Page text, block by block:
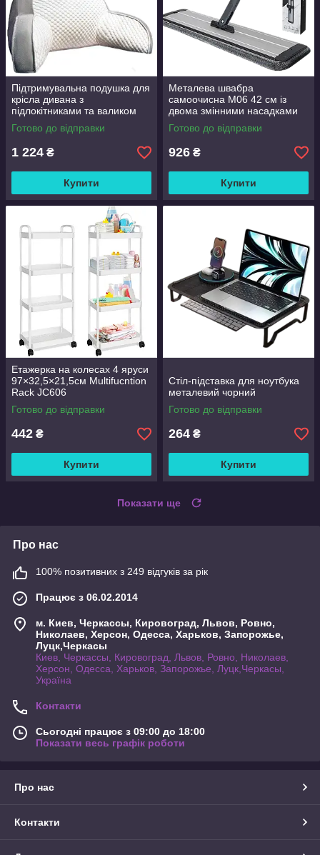
Підтримувальна подушка для
крісла дивана з
підлокітниками та валиком
Good Lucky
Готово до відправки
1 224 ₴
Купити
Металева швабра
самоочисна M06 42 см із
двома змінними насадками
Готово до відправки
926 ₴
Купити
Етажерка на колесах 4 яруси
97×32,5×21,5см Multifucntion
Rack JC606
Готово до відправки
442 ₴
Купити
Стіл-підставка для ноутбука
металевий чорний
Готово до відправки
264 ₴
Купити
Показати ще
Про нас
100% позитивних з 249 відгуків за рік
Працює з 06.02.2014
м. Киев, Черкассы, Кировоград, Львов, Ровно,
Николаев, Херсон, Одесса, Харьков, Запорожье,
Луцк,Черкасы
Киев, Черкассы, Кировоград, Львов, Ровно, Николаев,
Херсон, Одесса, Харьков, Запорожье, Луцк,Черкасы,
Україна
Контакти
Сьогодні працює з 09:00 до 18:00
Показати весь графік роботи
Про нас
Контакти